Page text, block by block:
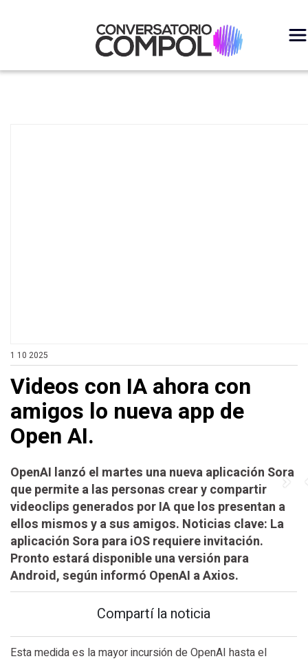
1 10 2025
Videos con IA ahora con
amigos lo nueva app de
Open AI.
OpenAI lanzó el martes una nueva aplicación Sora
que permite a las personas crear y compartir
videoclips generados por IA que los presentan a
ellos mismos y a sus amigos. Noticias clave: La
aplicación Sora para iOS requiere invitación.
Pronto estará disponible una versión para
Android, según informó OpenAI a Axios.
Compartí la noticia
Esta medida es la mayor incursión de OpenAI hasta el